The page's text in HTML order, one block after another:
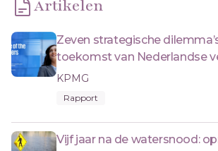
Artikelen
Zeven strategische
toekomst van Nederlandse
KPMG
Rapport
Vijf jaar na de watersnood: